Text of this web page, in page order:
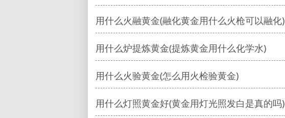
用什么火融黄金(融化黄金用什么火枪可以融化)
用什么炉提炼黄金(提炼黄金用什么化学水)
用什么火验黄金(怎么用火检验黄金)
用什么灯照黄金好(黄金用灯光照发白是真的吗)